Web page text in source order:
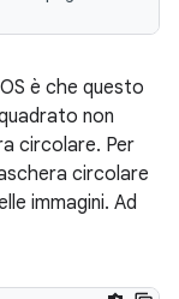
è che questo
non
circolare. Per
circolare
immagini. Ad